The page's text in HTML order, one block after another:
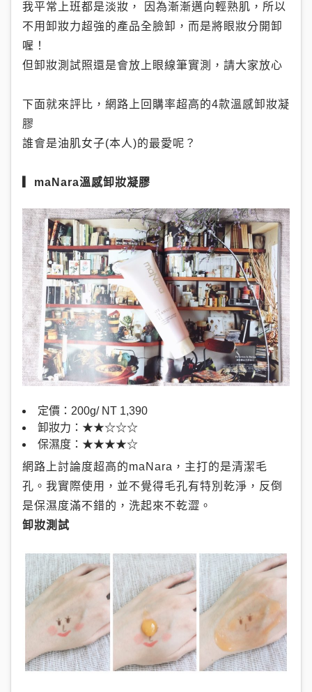
我平常上班都是淡妝， 因為漸漸邁向輕熟肌，所以
不用卸妝力超強的產品全臉卸，而是將眼妝分開卸
喔！
但卸妝測試照還是會放上眼線筆實測，請大家放心
下面就來評比，網路上回購率超高的4款溫感卸妝凝
膠
誰會是油肌女子(本人)的最愛呢？
▎maNara溫感卸妝凝膠
定價：200g/ NT 1,390
卸妝力：★★☆☆☆
保濕度：★★★★☆
網路上討論度超高的maNara，主打的是清潔毛
孔。我實際使用，並不覺得毛孔有特別乾淨，反倒
是保濕度滿不錯的，洗起來不乾澀。
卸妝測試